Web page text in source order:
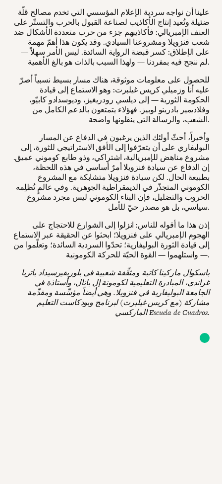
علينا أن نواجه سردية الإعلام المؤسسي التي تخدم مصالح قلّة
ضئيلة وتُعيد إنتاج الأكاذيب لصناعة القبول بالحرب والتستّر على
العنف الإمبريالي: فأكاذيبهم جزء من حرب متعددة الأشكال ضد
شعب فنزويلا ومشروعنا السيادي. وقد يكون هذا أهمّ مهمة
على الإطلاق: كسر قبضة الرواية السائدة. ليس الأمر سهلاً —
لم ننجح فيه بمفردنا — ولهذا السبب بالذات هو بالغ الأهمية.
للحصول على معلومات موثوقة، هناك مسار بسيط نسبياً أصرّ
عليه أنا وزميلي كريس غيلبرت: وهو الاستماع إلى قيادة
الحكومة الثورية — إلى ديلسي رودريغيز، وديوسدادو كابيّو،
وفلاديمير بادرينو لوبيز. فهؤلاء يتمتعون بالدعم الكامل من
الشعب، والرسالة التي ينقلونها واضحة.
وأخيراً، أحثّ أولئك الذين يرغبون في الدفاع عن المسار
البوليفاري على أن يتعرّفوا إلى الأفق الاستراتيجي للثورة، إلى
مشروع مناهض للإمبريالية، اشتراكي، وذو طابع كوموني عميق.
إن الدفاع عن سيادة فنزويلا أمرٌ أساسي في هذه اللحظة،
بطبيعة الحال. لكن سيادة فنزويلا متشابكة مع المشروع
الكوموني المتجذّر في الديمقراطية الجوهرية. وفي عالمٍ تُظلِمه
الحروب والتضليل، فإن البناء الكوموني ليس مجرد مشروع
سياسي، بل هو مصدر حيّ للأمل.
إذن هذا ما أقوله للناس: انزلوا إلى الشوارع للاحتجاج على
الهجوم الإمبريالي على فنزويلا؛ ابحثوا عن الحقيقة عبر الاستماع
إلى قيادة الثورة البوليفارية؛ تحدّوا السردية السائدة؛ وتعلّموا من
— واستلهموا — القوة الحيّة للحركة الكومونية.
باسكوال ماركينا كاتبة ومثقِّفة شعبية في بلوريفيرسيداد باتريا
غراندي، المبادرة التعليمية لكومونة إل بانال، وأستاذة في
الجامعة البوليفارية في فنزويلا. وهي أيضاً مؤسِّسة ومقدِّمة
مشاركة (مع كريس غيلبرت) لبرنامج وبودكاست التعليم
الماركسي Escuela de Cuadros.